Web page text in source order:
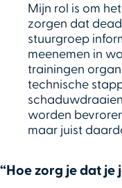
Mijn rol is om
zorgen dat
stuurgroep
meenemen in
trainingen
technische
worden
maar juist
“Hoe zorg je dat